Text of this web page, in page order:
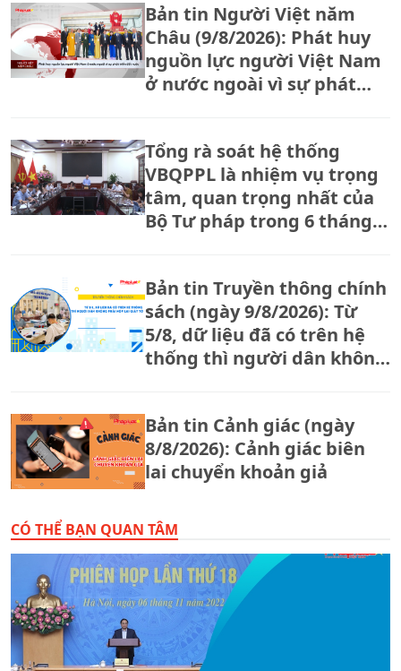
Bản tin Người Việt năm
Châu (9/8/2026): Phát huy
nguồn lực người Việt Nam
ở nước ngoài vì sự phát
Tổng rà soát hệ thống
VBQPPL là nhiệm vụ trọng
tâm, quan trọng nhất của
Bộ Tư pháp trong 6 tháng
Bản tin Truyền thông chính
sách (ngày 9/8/2026): Từ
5/8, dữ liệu đã có trên hệ
thống thì người dân không
Bản tin Cảnh giác (ngày
8/8/2026): Cảnh giác biên
lai chuyển khoản giả
CÓ THỂ BẠN QUAN TÂM